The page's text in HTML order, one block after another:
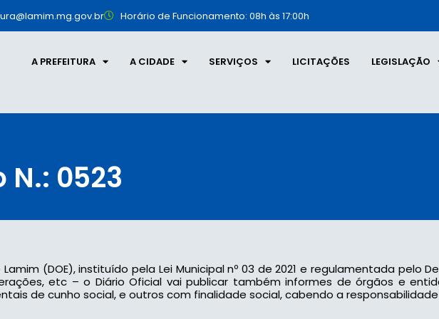
Horário de Funcionamento: 08h às 17:00h
A PREFEITURA A CIDADE SERVIÇOS LICITAÇÕES LEGISLAÇÃO
N.: 0523
(DOE), instituído pela Lei Municipal nº 03 de 2021 e regulamentada pelo
etc – o Diário Oficial vai publicar também informes de órgãos e
de cunho social, e outros com finalidade social, cabendo a